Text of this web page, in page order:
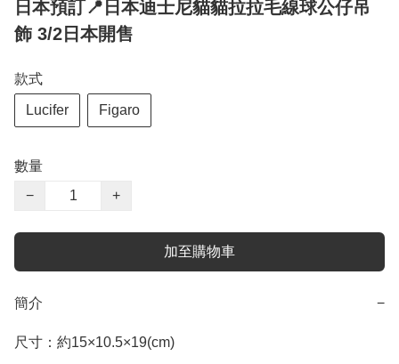
日本預訂📍日本迪士尼貓貓拉拉毛線球公仔吊
飾 3/2日本開售
款式
Lucifer Figaro
數量
−
+
加至購物車
簡介 −
尺寸：約15×10.5×19(cm)